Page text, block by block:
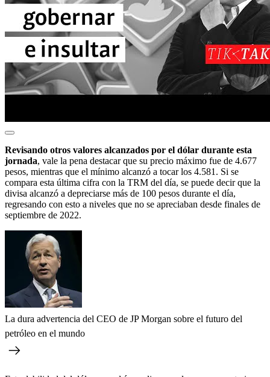
Revisando otros valores alcanzados por el dólar durante esta
jornada, vale la pena destacar que su precio máximo fue de 4.677
pesos, mientras que el mínimo alcanzó a tocar los 4.581. Si se
compara esta última cifra con la TRM del día, se puede decir que la
divisa alcanzó a depreciarse más de 100 pesos durante el día,
regresando con esto a niveles que no se apreciaban desde finales de
septiembre de 2022.
La dura advertencia del CEO de JP Morgan sobre el futuro del
petróleo en el mundo